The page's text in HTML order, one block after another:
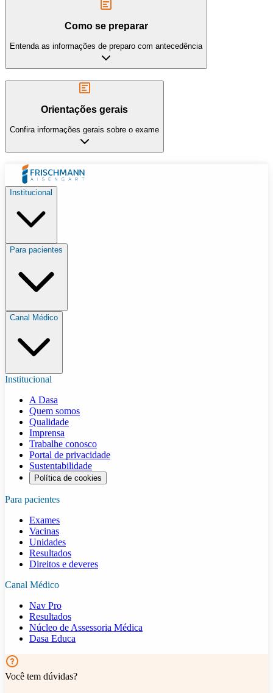
Como se preparar
Entenda as informações de preparo com antecedência
Orientações gerais
Confira informações gerais sobre o exame
Institucional
Para pacientes
Canal Médico
Institucional
A Dasa
Quem somos
Qualidade
Imprensa
Trabalhe conosco
Portal de privacidade
Sustentabilidade
Política de cookies
Para pacientes
Exames
Vacinas
Unidades
Resultados
Direitos e deveres
Canal Médico
Nav Pro
Resultados
Núcleo de Assessoria Médica
Dasa Educa
Você tem dúvidas?